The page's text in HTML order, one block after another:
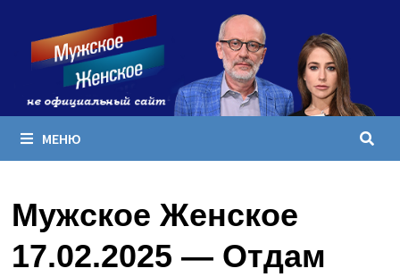
содержимому
МЕНЮ
Мужское Женское
17.02.2025 — Отдам